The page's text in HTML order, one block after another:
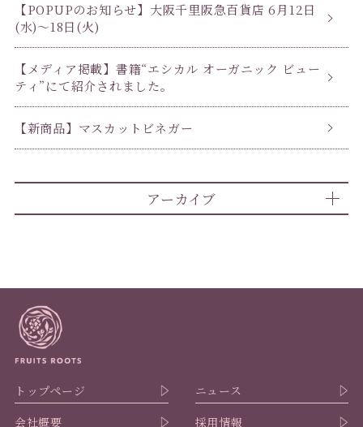
【POPUPのお知らせ】大阪千里阪急百貨店 6月12日
(水)〜18日(火)
【メディア掲載】書籍“エシカル オーガニック ビュー
ティ”にて紹介されました。
【新商品】マスカットビネガー
アーカイブ
トップページ
ニュース
会社概要
採用情報